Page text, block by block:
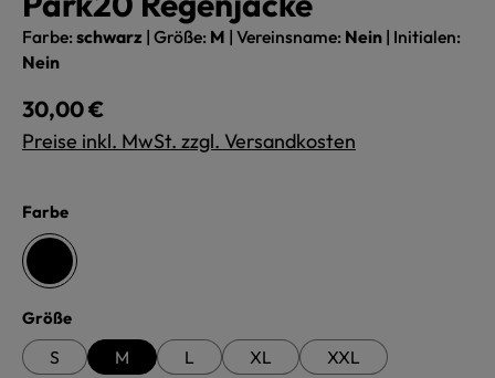
Farbe: schwarz | Größe: M | Vereinsname: Nein | Initialen:
Nein
Regulärer Preis:
30,00 €
Preise inkl. MwSt. zzgl. Versandkosten
Farbeauswählen
schwarz
Größeauswählen
S M L XL XXL